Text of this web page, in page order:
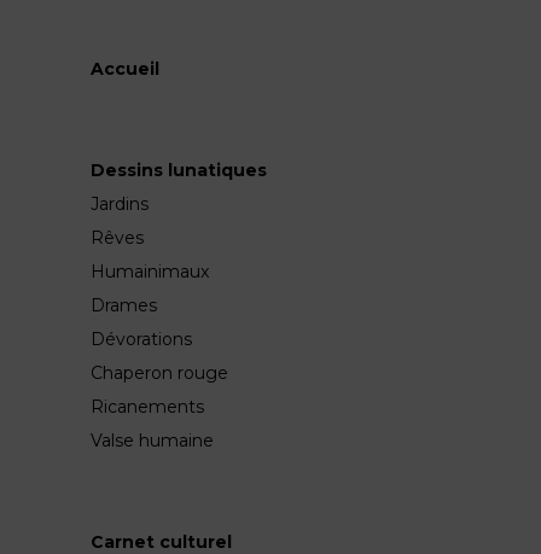
Accueil
Dessins lunatiques
Jardins
Rêves
Humainimaux
Drames
Dévorations
Chaperon rouge
Ricanements
Valse humaine
Carnet culturel